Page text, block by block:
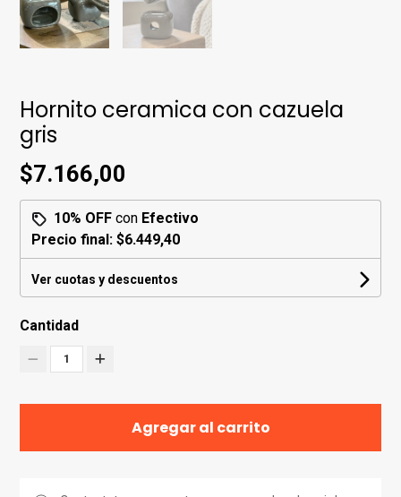
Hornito ceramica con cazuela
gris
$7.166,00
10% OFF con Efectivo
Precio final:$6.449,40
Ver cuotas y descuentos
Cantidad
1
Agregar al carrito